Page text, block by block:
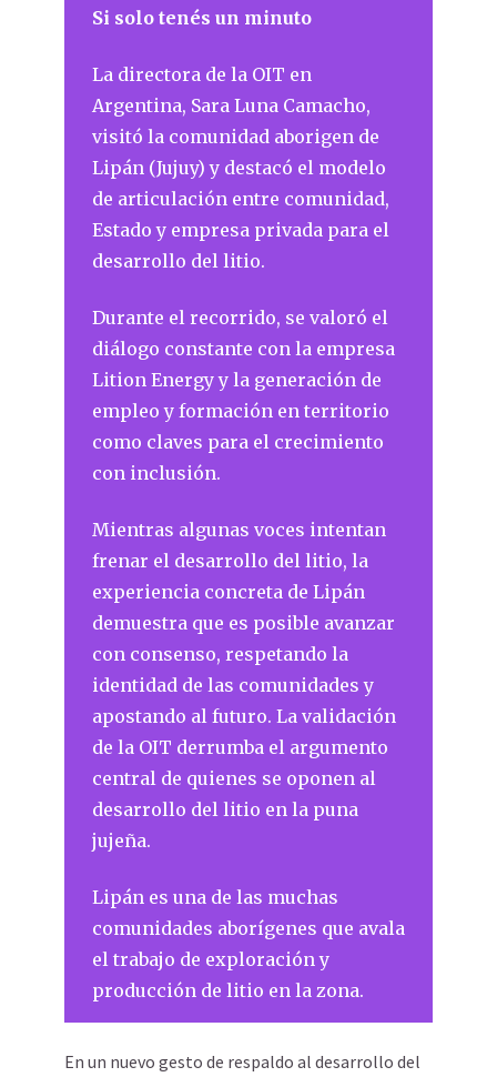
Si solo tenés un minuto
La directora de la OIT en
Argentina, Sara Luna Camacho,
visitó la comunidad aborigen de
Lipán (Jujuy) y destacó el modelo
de articulación entre comunidad,
Estado y empresa privada para el
desarrollo del litio.
Durante el recorrido, se valoró el
diálogo constante con la empresa
Lition Energy y la generación de
empleo y formación en territorio
como claves para el crecimiento
con inclusión.
Mientras algunas voces intentan
frenar el desarrollo del litio, la
experiencia concreta de Lipán
demuestra que es posible avanzar
con consenso, respetando la
identidad de las comunidades y
apostando al futuro. La validación
de la OIT derrumba el argumento
central de quienes se oponen al
desarrollo del litio en la puna
jujeña.
Lipán es una de las muchas
comunidades aborígenes que avala
el trabajo de exploración y
producción de litio en la zona.
En un nuevo gesto de respaldo al desarrollo del